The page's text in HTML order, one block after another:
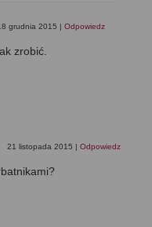
grudnia 2015 | Odpowiedz
zrobić.
21 listopada 2015 | Odpowiedz